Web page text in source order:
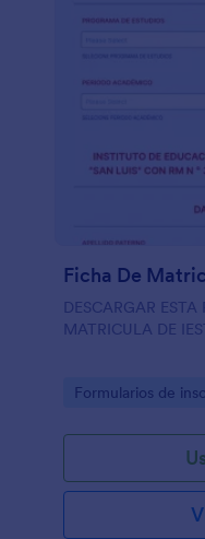
Ficha De
DESCARGAR
MATRICULA DE
Go to Category:
Formularios de